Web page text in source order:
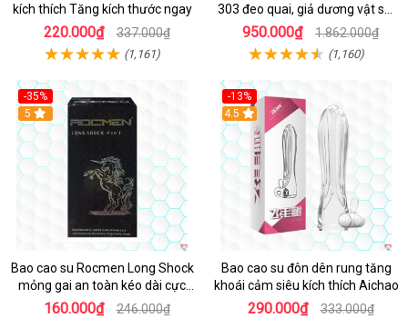
kích thích Tăng kích thước ngay
220.000₫ 337.000₫
(1,161)
303 đeo quai, giả dương vật sói
siêu kích thích
950.000₫ 1.862.000₫
(1,160)
-35%
Hot
5
Bao cao su Rocmen Long Shock
mỏng gai an toàn kéo dài cực
khoái hộp 12
160.000₫ 246.000₫
-13%
4.5
Bao cao su đôn dên rung tăng
khoái cảm siêu kích thích Aichao
290.000₫ 333.000₫